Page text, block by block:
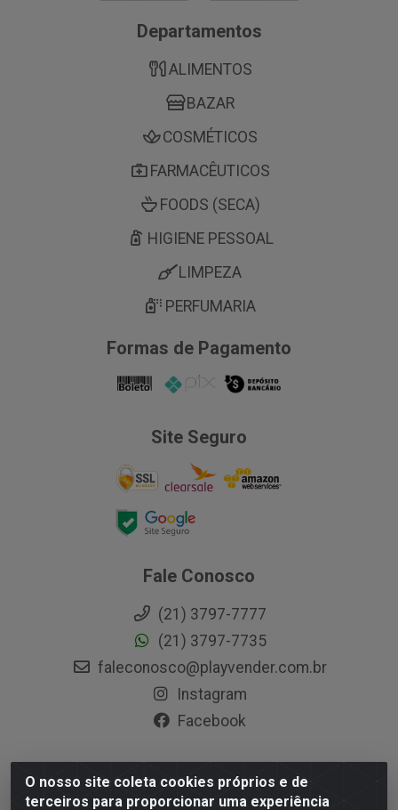
O nosso site coleta cookies próprios e de
terceiros para proporcionar uma experiência
Departamentos
ALIMENTOS
BAZAR
COSMÉTICOS
FARMACÊUTICOS
FOODS (SECA)
HIGIENE PESSOAL
LIMPEZA
PERFUMARIA
Formas de Pagamento
Site Seguro
Fale Conosco
(21) 3797-7777
(21) 3797-7735
faleconosco@playvender.com.br
Instagram
Facebook
Playvender Distribuidora - Avenida Ana Dantas, 183-